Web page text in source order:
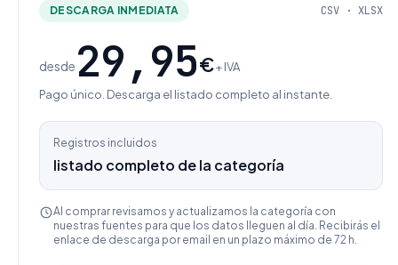
DESCARGA INMEDIATA CSV · XLSX
desde 29,95€+ IVA
Pago único. Descarga el listado completo al instante.
Registros incluidos
listado completo de la categoría
Al comprar revisamos y actualizamos la categoría con
nuestras fuentes para que los datos lleguen al día. Recibirás el
enlace de descarga por email en un plazo máximo de 72 h.